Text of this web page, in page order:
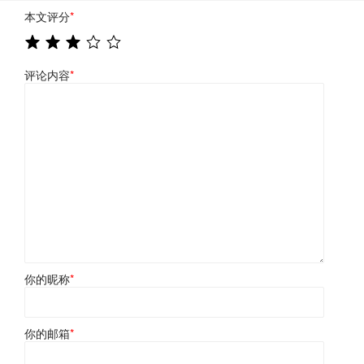
本文评分*
评论内容*
你的昵称*
你的邮箱*